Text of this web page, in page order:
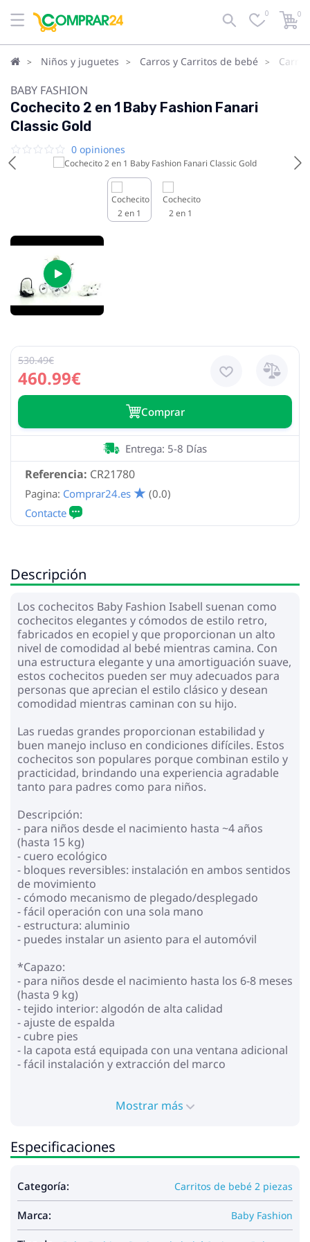
0 0
Niños y juguetes Carros y Carritos de bebé
BABY FASHION
Cochecito 2 en 1 Baby Fashion Fanari
Classic Gold
0 opiniones
460.99€
530.49€
Сomprar
Referencia: CR21780
Entrega: 5-8 Días
Pagina: Comprar24.es (0.0)
Descripción
Los cochecitos Baby Fashion Isabell suenan como
cochecitos elegantes y cómodos de estilo retro,
fabricados en ecopiel y que proporcionan un alto
nivel de comodidad al bebé mientras camina. Con
una estructura elegante y una amortiguación suave,
estos cochecitos pueden ser muy adecuados para
personas que aprecian el estilo clásico y desean
comodidad mientras caminan con su hijo.
Las ruedas grandes proporcionan estabilidad y
buen manejo incluso en condiciones difíciles. Estos
cochecitos son populares porque combinan estilo y
practicidad, brindando una experiencia agradable
tanto para padres como para niños.
Descripción:
- para niños desde el nacimiento hasta ~4 años
(hasta 15 kg)
- cuero ecológico
- bloques reversibles: instalación en ambos sentidos
de movimiento
- cómodo mecanismo de plegado/desplegado
- fácil operación con una sola mano
- estructura: aluminio
- puedes instalar un asiento para el automóvil
*Capazo:
- para niños desde el nacimiento hasta los 6-8 meses
(hasta 9 kg)
- tejido interior: algodón de alta calidad
- ajuste de espalda
- cubre pies
- la capota está equipada con una ventana adicional
- fácil instalación y extracción del marco
- para niños desde el nacimiento hasta los 4 años
- respaldo regulable en posición horizontal
- reposapiés ajustable
ecológico
- cinturones de seguridad ajustables de 5 puntos
con almohadillas suaves
- parachoques extraíble
Mostrar más
Especificaciones
Categoría: Carritos de bebé 2 piezas
Marca: Baby Fashion